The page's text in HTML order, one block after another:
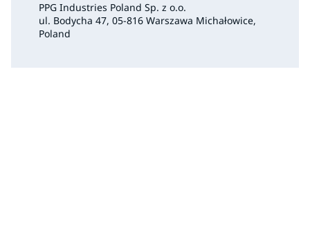
PPG Industries Poland Sp. z o.o.
ul. Bodycha 47, 05-816 Warszawa Michałowice,
Poland